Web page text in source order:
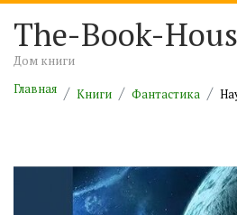
The-Book-
Дом книги
Главная
Книги Фантастика